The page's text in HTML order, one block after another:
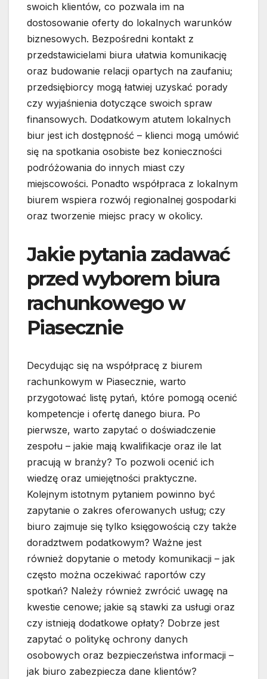
swoich klientów, co pozwala im na
dostosowanie oferty do lokalnych warunków
biznesowych. Bezpośredni kontakt z
przedstawicielami biura ułatwia komunikację
oraz budowanie relacji opartych na zaufaniu;
przedsiębiorcy mogą łatwiej uzyskać porady
czy wyjaśnienia dotyczące swoich spraw
finansowych. Dodatkowym atutem lokalnych
biur jest ich dostępność – klienci mogą umówić
się na spotkania osobiste bez konieczności
podróżowania do innych miast czy
miejscowości. Ponadto współpraca z lokalnym
biurem wspiera rozwój regionalnej gospodarki
oraz tworzenie miejsc pracy w okolicy.
Jakie pytania zadawać
przed wyborem biura
rachunkowego w
Piasecznie
Decydując się na współpracę z biurem
rachunkowym w Piasecznie, warto
przygotować listę pytań, które pomogą ocenić
kompetencje i ofertę danego biura. Po
pierwsze, warto zapytać o doświadczenie
zespołu – jakie mają kwalifikacje oraz ile lat
pracują w branży? To pozwoli ocenić ich
wiedzę oraz umiejętności praktyczne.
Kolejnym istotnym pytaniem powinno być
zapytanie o zakres oferowanych usług; czy
biuro zajmuje się tylko księgowością czy także
doradztwem podatkowym? Ważne jest
również dopytanie o metody komunikacji – jak
często można oczekiwać raportów czy
spotkań? Należy również zwrócić uwagę na
kwestie cenowe; jakie są stawki za usługi oraz
czy istnieją dodatkowe opłaty? Dobrze jest
zapytać o politykę ochrony danych
osobowych oraz bezpieczeństwa informacji –
jak biuro zabezpiecza dane klientów?